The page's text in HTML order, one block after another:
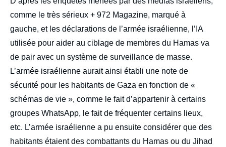
comme le très sérieux + 972 Magazine, marqué à
gauche, et les déclarations de l’armée israélienne, l’IA
utilisée pour aider au ciblage de membres du Hamas va
de pair avec un système de surveillance de masse.
L’armée israélienne aurait ainsi établi une note de
sécurité pour les habitants de Gaza en fonction de «
schémas de vie », comme le fait d’appartenir à certains
groupes WhatsApp, le fait de fréquenter certains lieux,
etc. L’armée israélienne a pu ensuite considérer que des
habitants étaient des combattants du Hamas ou du Jihad